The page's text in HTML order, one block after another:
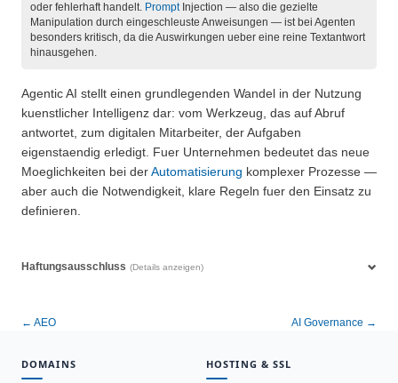
oder fehlerhaft handelt. PromptInjection — also die gezielte
Manipulation durch eingeschleuste Anweisungen — ist bei Agenten
besonders kritisch, da die Auswirkungen ueber eine reine Textantwort
hinausgehen.
Agentic AI stellt einen grundlegenden Wandel in der Nutzung
kuenstlicher Intelligenz dar: vom Werkzeug, das auf Abruf
antwortet, zum digitalen Mitarbeiter, der Aufgaben
eigenstaendig erledigt. Fuer Unternehmen bedeutet das neue
Moeglichkeiten bei der Automatisierung komplexer Prozesse —
aber auch die Notwendigkeit, klare Regeln fuer den Einsatz zu
definieren.
Haftungsausschluss (Details anzeigen)
← AEO AI Governance →
DOMAINS HOSTING & SSL